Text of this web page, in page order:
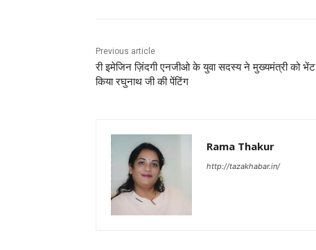
Previous article
री इमेजिन ज़िंदगी एनजीओ के युवा सदस्य ने मुख्यमंत्री को भेंट
किया रघुनाथ जी की पेंटिंग
Rama Thakur
http://tazakhabar.in/